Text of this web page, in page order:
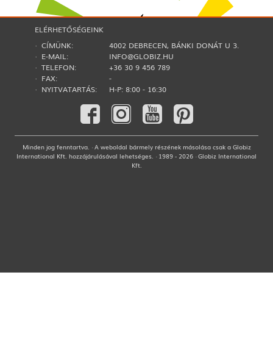
ELÉRHETŐSÉGEINK
· CÍMÜNK:
4002 DEBRECEN, BÁNKI DONÁT U 3.
· E-MAIL:
INFO@GLOBIZ.HU
· TELEFON:
+36 30 9 456 789
· FAX:
-
· NYITVATARTÁS:
H-P: 8:00 - 16:30
Minden jog fenntartva. · A weboldal bármely részének másolása csak a Globiz
International Kft. hozzájárulásával lehetséges. · 1989 - 2026 · Globiz International
Kft.